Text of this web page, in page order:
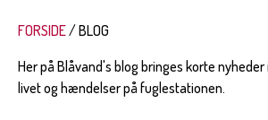
FORSIDE
BLOG
Her på Blåvand's blog bringes korte
livet og hændelser på fuglestationen.